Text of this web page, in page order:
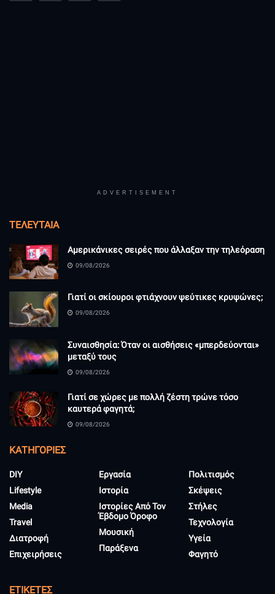
ADVERTISEMENT
ΤΕΛΕΥΤΑΊΑ
Αμερικάνικες σειρές που άλλαξαν την τηλεόραση
09/08/2026
Γιατί οι σκίουροι φτιάχνουν ψεύτικες κρυψώνες;
09/08/2026
Συναισθησία: Όταν οι αισθήσεις «μπερδεύονται»
μεταξύ τους
09/08/2026
Γιατί σε χώρες με πολλή ζέστη τρώνε τόσο
καυτερά φαγητά;
09/08/2026
KΑΤΗΓΟΡΊΕΣ
DIY
Lifestyle
Media
Travel
Διατροφή
Επιχειρήσεις
Εργασία
Ιστορία
Ιστορίες Από Τον
Έβδομο Όροφο
Μουσική
Παράξενα
Πολιτισμός
Σκέψεις
Στήλες
Τεχνολογία
Υγεία
Φαγητό
ΕΤΙΚΈΤΕΣ